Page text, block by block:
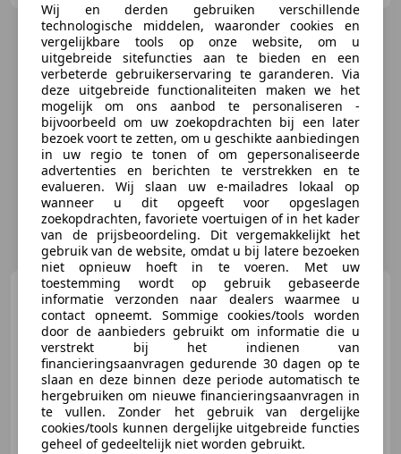
Ferrari 599
SA Aperta - Rosso
Corsa - 1 of 80
€ 1.899.950
Wij en derden gebruiken verschillende
technologische middelen, waaronder cookies en
vergelijkbare tools op onze website, om u
uitgebreide sitefuncties aan te bieden en een
verbeterde gebruikerservaring te garanderen. Via
deze uitgebreide functionaliteiten maken we het
mogelijk om ons aanbod te personaliseren -
bijvoorbeeld om uw zoekopdrachten bij een later
bezoek voort te zetten, om u geschikte aanbiedingen
in uw regio te tonen of om gepersonaliseerde
advertenties en berichten te verstrekken en te
evalueren. Wij slaan uw e-mailadres lokaal op
wanneer u dit opgeeft voor opgeslagen
zoekopdrachten, favoriete voertuigen of in het kader
van de prijsbeoordeling. Dit vergemakkelijkt het
gebruik van de website, omdat u bij latere bezoeken
niet opnieuw hoeft in te voeren. Met uw
toestemming wordt op gebruik gebaseerde
informatie verzonden naar dealers waarmee u
contact opneemt. Sommige cookies/tools worden
door de aanbieders gebruikt om informatie die u
verstrekt bij het indienen van
financieringsaanvragen gedurende 30 dagen op te
slaan en deze binnen deze periode automatisch te
hergebruiken om nieuwe financieringsaanvragen in
te vullen. Zonder het gebruik van dergelijke
cookies/tools kunnen dergelijke uitgebreide functies
geheel of gedeeltelijk niet worden gebruikt.